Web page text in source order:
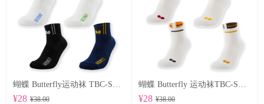
¥28 ¥38.00 ¥28 ¥38.00